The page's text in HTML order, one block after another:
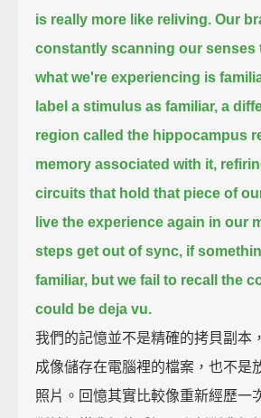
is really more like reliving. Our
constantly scanning our senses
what we're experiencing is
label a stimulus as familiar, a
region called the hippocampus
memory associated with it,
circuits that hold that piece of
live the experience again in our
steps get out of sync, if
familiar, but we fail to recall the
could be deja vu.
我們的記憶並不是精確的拷貝副本
成像儲存在電腦裡的檔案，也不是
照片。回憶其實比較像重新經歷一